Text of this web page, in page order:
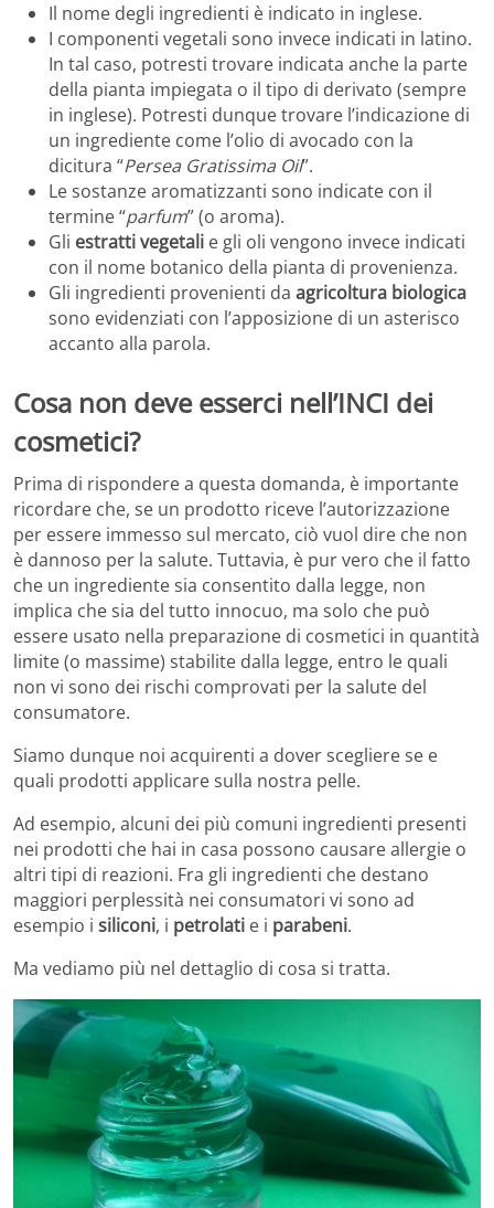
Il nome degli ingredienti è indicato in inglese.
I componenti vegetali sono invece indicati in latino.
In tal caso, potresti trovare indicata anche la parte
della pianta impiegata o il tipo di derivato (sempre
in inglese). Potresti dunque trovare l’indicazione di
un ingrediente come l’olio di avocado con la
dicitura “Persea Gratissima Oil”.
Le sostanze aromatizzanti sono indicate con il
termine “parfum” (o aroma).
Gli estratti vegetali e gli oli vengono invece indicati
con il nome botanico della pianta di provenienza.
Gli ingredienti provenienti da agricoltura biologica
sono evidenziati con l’apposizione di un asterisco
accanto alla parola.
Cosa non deve esserci nell’INCI dei
cosmetici?
Prima di rispondere a questa domanda, è importante
ricordare che, se un prodotto riceve l’autorizzazione
per essere immesso sul mercato, ciò vuol dire che non
è dannoso per la salute. Tuttavia, è pur vero che il fatto
che un ingrediente sia consentito dalla legge, non
implica che sia del tutto innocuo, ma solo che può
essere usato nella preparazione di cosmetici in quantità
limite (o massime) stabilite dalla legge, entro le quali
non vi sono dei rischi comprovati per la salute del
consumatore.
Siamo dunque noi acquirenti a dover scegliere se e
quali prodotti applicare sulla nostra pelle.
Ad esempio, alcuni dei più comuni ingredienti presenti
nei prodotti che hai in casa possono causare allergie o
altri tipi di reazioni. Fra gli ingredienti che destano
maggiori perplessità nei consumatori vi sono ad
esempio i siliconi, i petrolati e i parabeni.
Ma vediamo più nel dettaglio di cosa si tratta.